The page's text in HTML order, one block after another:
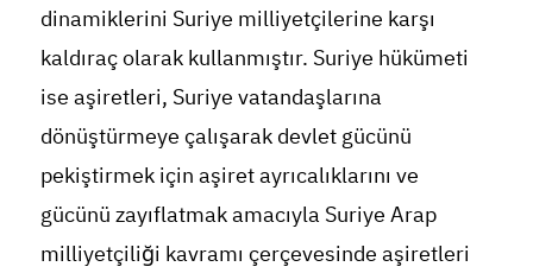
dinamiklerini Suriye milliyetçilerine karşı
kaldıraç olarak kullanmıştır. Suriye hükümeti
ise aşiretleri, Suriye vatandaşlarına
dönüştürmeye çalışarak devlet gücünü
pekiştirmek için aşiret ayrıcalıklarını ve
gücünü zayıflatmak amacıyla Suriye Arap
milliyetçiliği kavramı çerçevesinde aşiretleri